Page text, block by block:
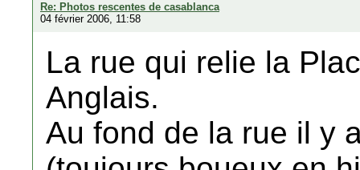
Re: Photos rescentes de casablanca
04 février 2006, 11:58
La rue qui relie la
Anglais.
Au fond de la rue il y